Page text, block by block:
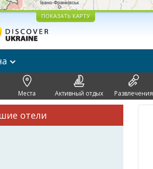
ПОКАЗАТЬ КАРТУ
Места Активный отдых Развлечения
отели